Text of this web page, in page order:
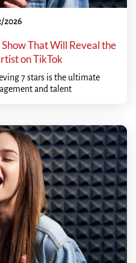
2026
That Will Reveal the
on TikTok
7 stars is the ultimate
and talent